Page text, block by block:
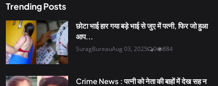
Trending Posts
छोटा भाई हार गया बड़े भाई से जुए में पत्नी, फिर जो हुआ
आप...
SuragBureauAug 03, 2025 0 884
Crime News : पत्नी को नेता की बाहों में देख सह न